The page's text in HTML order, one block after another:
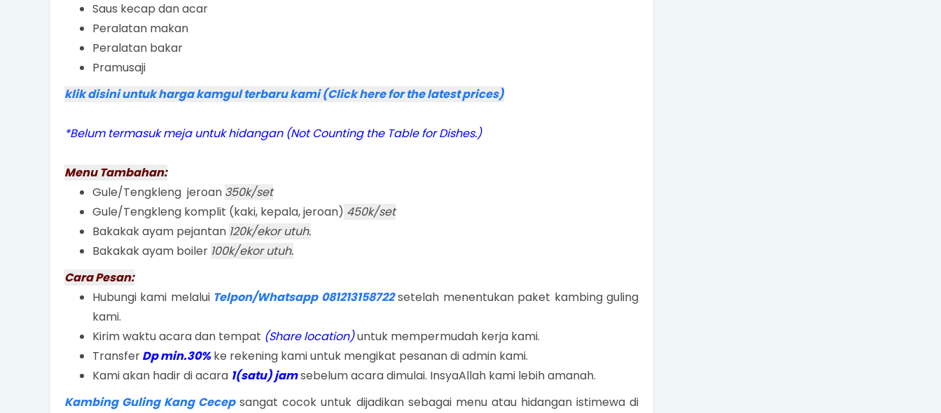
Saus kecap dan acar
Peralatan makan
Peralatan bakar
Pramusaji
klik disini untuk harga kamgul terbaru kami (Click here for the latest prices)
*Belum termasuk meja untuk hidangan (Not Counting the Table for Dishes.)
Menu Tambahan:
Gule/Tengkleng jeroan 350k/set
Gule/Tengkleng komplit (kaki, kepala, jeroan) 450k/set
Bakakak ayam pejantan 120k/ekor utuh.
Bakakak ayam boiler 100k/ekor utuh.
Cara Pesan:
Hubungi kami melaluiTelpon/Whatsapp 081213158722setelah menentukan paket kambing guling
kami.
Kirim waktu acara dan tempat (Share location)untuk mempermudah kerja kami.
TransferDp min.30%ke rekening kami untuk mengikat pesanan di admin kami.
Kami akan hadir di acara 1(satu) jamsebelum acara dimulai. InsyaAllah kami lebih amanah.
Kambing Guling Kang Cecepsangat cocok untuk dijadikan sebagai menu atau hidangan istimewa di